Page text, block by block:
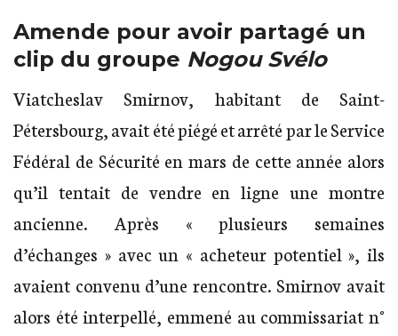
Amende pour avoir partagé un
clip du groupe Nogou Svélo
Viatcheslav Smirnov, habitant de Saint-
Pétersbourg, avait été piégé et arrêté par le Service
Fédéral de Sécurité en mars de cette année alors
qu’il tentait de vendre en ligne une montre
ancienne. Après « plusieurs semaines
d’échanges » avec un « acheteur potentiel », ils
avaient convenu d’une rencontre. Smirnov avait
alors été interpellé, emmené au commissariat n°